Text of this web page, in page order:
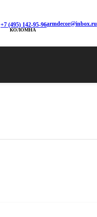
+7 (495) 142-95-96
КОЛОМНА
armdecor@inbox.ru